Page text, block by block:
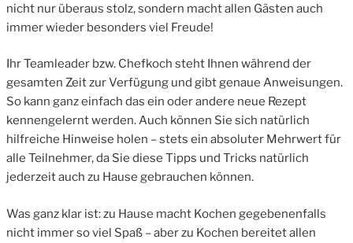
nicht nur überaus stolz, sondern macht allen Gästen auch
immer wieder besonders viel Freude!
Ihr Teamleader bzw. Chefkoch steht Ihnen während der
gesamten Zeit zur Verfügung und gibt genaue Anweisungen.
So kann ganz einfach das ein oder andere neue Rezept
kennengelernt werden. Auch können Sie sich natürlich
hilfreiche Hinweise holen – stets ein absoluter Mehrwert für
alle Teilnehmer, da Sie diese Tipps und Tricks natürlich
jederzeit auch zu Hause gebrauchen können.
Was ganz klar ist: zu Hause macht Kochen gegebenenfalls
nicht immer so viel Spaß – aber zu Kochen bereitet allen